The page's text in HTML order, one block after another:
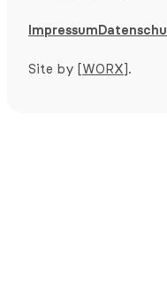
Impressum
Site by [WORX] .